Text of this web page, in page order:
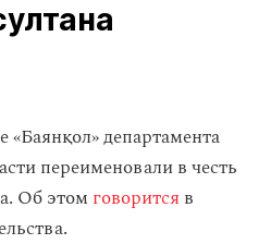
«Баянқол» департамента
переименовали в честь
Об этом говорится в